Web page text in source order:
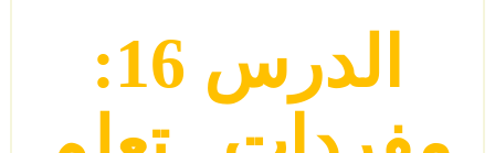
الدرس 16
: